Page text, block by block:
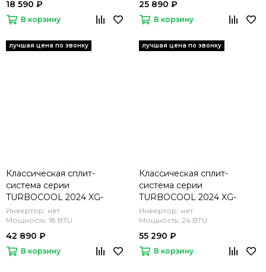
18 590 ₽
В корзину
25 890 ₽
В корзину
Классическая сплит-
система серии
TURBOCOOL 2024 XG-
TXC50RHA (комплект)
Инвертор: нет
Мощность: 18 BTU
42 890 ₽
В корзину
Классическая сплит-
система серии
TURBOCOOL 2024 XG-
TXC70RHA (комплект)
Инвертор: нет
Мощность: 24 BTU
55 290 ₽
В корзину